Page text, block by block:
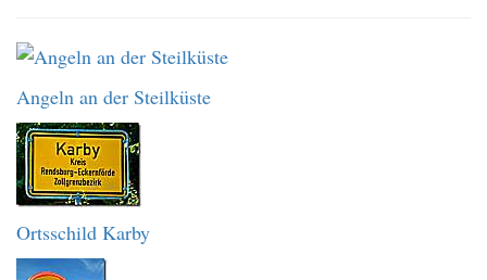
Angeln an der Steilküste
Ortsschild Karby